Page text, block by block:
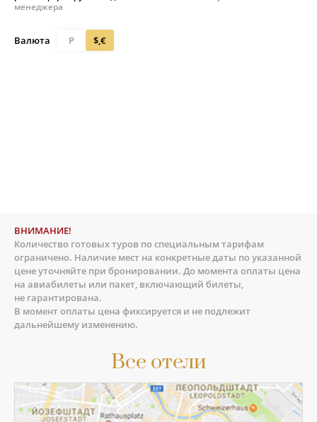
Все отели
менеджера
Валюта Р $,€
ВНИМАНИЕ!
Количество готовых туров по специальным тарифам
ограничено. Наличие мест на конкретные даты по указанной
цене уточняйте при бронировании. До момента оплаты цена
на авиабилеты или пакет, включающий билеты,
не гарантирована.
В момент оплаты цена фиксируется и не подлежит
дальнейшему изменению.